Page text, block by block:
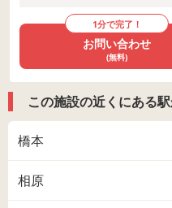
1分で完了！
お問い合わせ
(無料)
この施設の近くにある
橋本
相原